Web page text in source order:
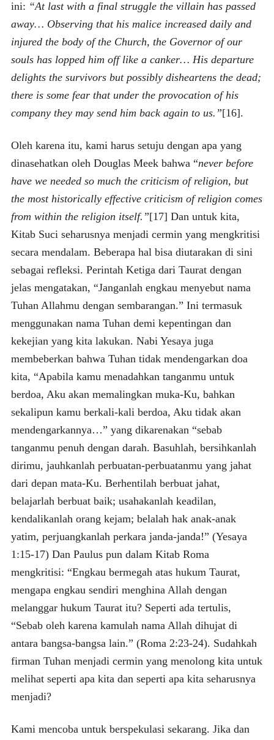
ini: “At last with a final struggle the villain has passed
away… Observing that his malice increased daily and
injured the body of the Church, the Governor of our
souls has lopped him off like a canker… His departure
delights the survivors but possibly disheartens the dead;
there is some fear that under the provocation of his
company they may send him back again to us.”[16].
Oleh karena itu, kami harus setuju dengan apa yang
dinasehatkan oleh Douglas Meek bahwa “never before
have we needed so much the criticism of religion, but
the most historically effective criticism of religion comes
from within the religion itself.”[17] Dan untuk kita,
Kitab Suci seharusnya menjadi cermin yang mengkritisi
secara mendalam. Beberapa hal bisa diutarakan di sini
sebagai refleksi. Perintah Ketiga dari Taurat dengan
jelas mengatakan, “Janganlah engkau menyebut nama
Tuhan Allahmu dengan sembarangan.” Ini termasuk
menggunakan nama Tuhan demi kepentingan dan
kekejian yang kita lakukan. Nabi Yesaya juga
membeberkan bahwa Tuhan tidak mendengarkan doa
kita, “Apabila kamu menadahkan tanganmu untuk
berdoa, Aku akan memalingkan muka-Ku, bahkan
sekalipun kamu berkali-kali berdoa, Aku tidak akan
mendengarkannya…” yang dikarenakan “sebab
tanganmu penuh dengan darah. Basuhlah, bersihkanlah
dirimu, jauhkanlah perbuatan-perbuatanmu yang jahat
dari depan mata-Ku. Berhentilah berbuat jahat,
belajarlah berbuat baik; usahakanlah keadilan,
kendalikanlah orang kejam; belalah hak anak-anak
yatim, perjuangkanlah perkara janda-janda!” (Yesaya
1:15-17) Dan Paulus pun dalam Kitab Roma
mengkritisi: “Engkau bermegah atas hukum Taurat,
mengapa engkau sendiri menghina Allah dengan
melanggar hukum Taurat itu? Seperti ada tertulis,
“Sebab oleh karena kamulah nama Allah dihujat di
antara bangsa-bangsa lain.” (Roma 2:23-24). Sudahkah
firman Tuhan menjadi cermin yang menolong kita untuk
melihat seperti apa kita dan seperti apa kita seharusnya
menjadi?
Kami mencoba untuk berspekulasi sekarang. Jika dan